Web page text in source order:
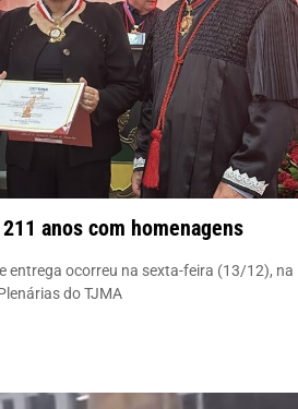
anos com homenagens
entrega ocorreu na sexta-feira (13/12), na
do TJMA